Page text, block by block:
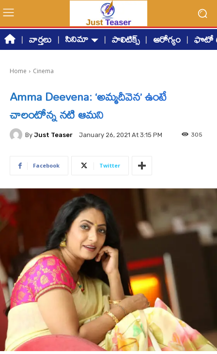
వార్తలు సినిమా పాలిటిక్స్ ఆరోగ్యం ఫొటో
Home Cinema
Amma Deevena: ‘అమ్మదీవెన’ ఉంటే
చాలంటోన్న నటి ఆమని
By Just Teaser January 26, 2021 At 3:15 PM 305
Facebook Twitter